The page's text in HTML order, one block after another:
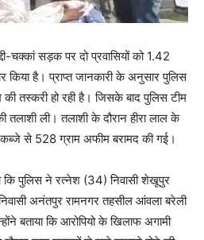
चक्कां सड़क पर दो प्रवासियों को 1.42
किया है। प्राप्त जानकारी के अनुसार पुलिस
तस्करी हो रही है। जिसके बाद पुलिस टीम
ली। तलाशी के दौरान हीरा लाल के
से 528 ग्राम अफीम बरामद की गई।
कि पुलिस ने रत्नेश (34) निवासी शेखूपुर
अनंतपुर रामनगर तहसील आंवला बरेली
बताया कि आरोपियो के खिलाफ अगामी